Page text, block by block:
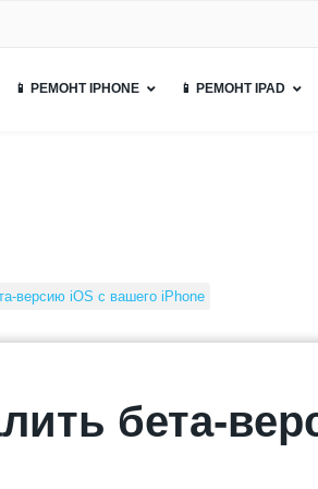
📱 РЕМОНТ IPHONE 📱 РЕМОНТ IPAD
версию iOS с вашего iPhone
бета-